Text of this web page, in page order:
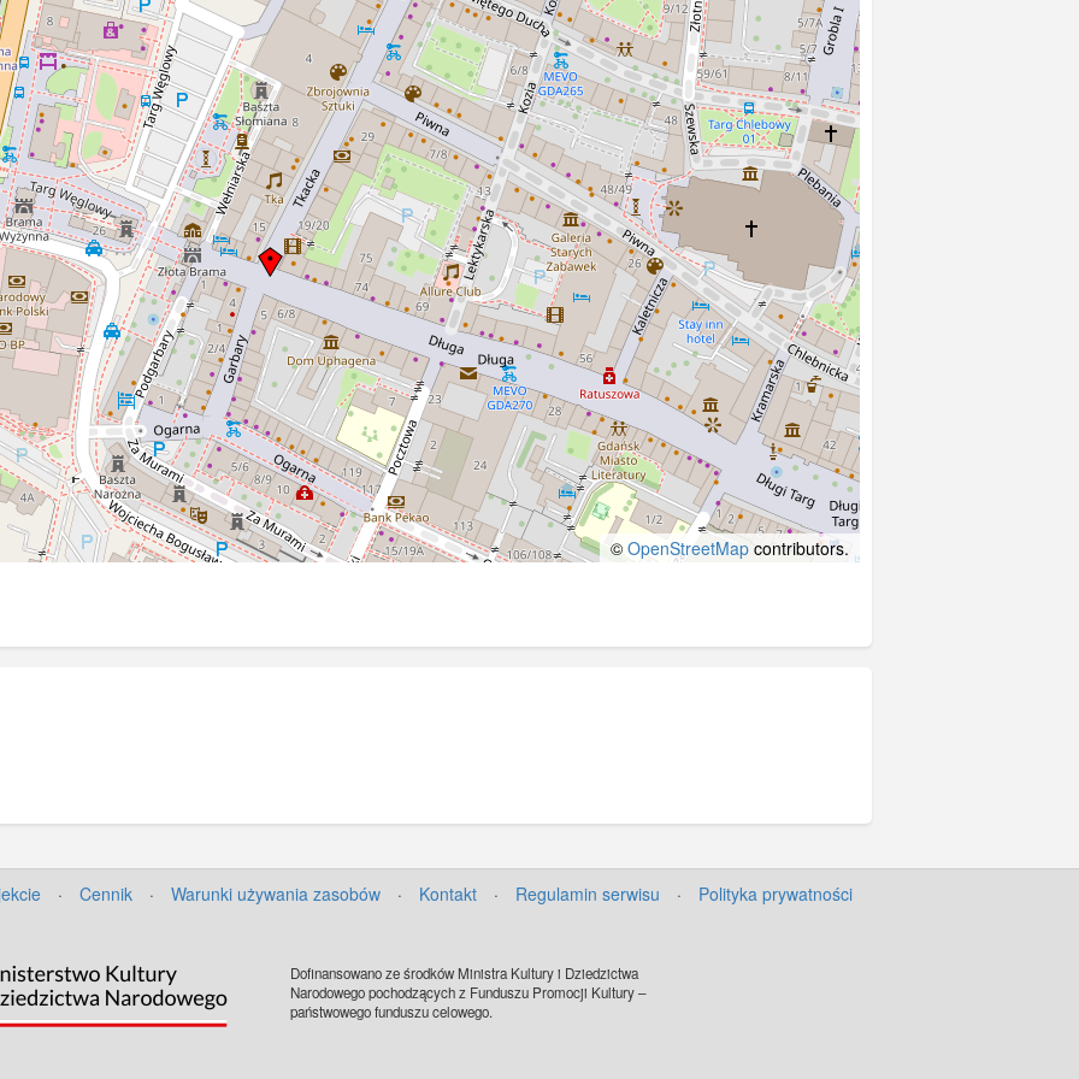
© OpenStreetMap contributors.
· Cennik · Warunki używania zasobów · Kontakt · Regulamin serwisu · Polityka prywatności
Dofinansowano ze środków Ministra Kultury i Dziedzictwa
Narodowego pochodzących z Funduszu Promocji Kultury –
państwowego funduszu celowego.